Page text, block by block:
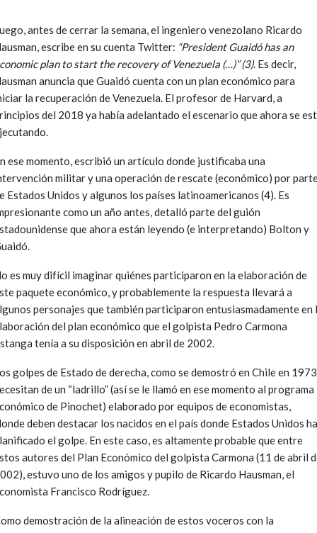
antes de cerrar la semana, el ingeniero venezolano Ricardo
escribe en su cuenta Twitter: “President Guaidó has an
plan to start the recovery of Venezuela (…)” (3). Es decir,
anuncia que Guaidó cuenta con un plan económico para
la recuperación de Venezuela. El profesor de Harvard, a
del 2018 ya había adelantado el escenario que ahora se
ese momento, escribió un artículo donde justificaba una
militar y una operación de rescate (económico) por
Estados Unidos y algunos los países latinoamericanos (4). Es
como un año antes, detalló parte del guión
que ahora están leyendo (e interpretando) Bolton y
es muy difícil imaginar quiénes participaron en la elaboración de
paquete económico, y probablemente la respuesta llevará a
personajes que también participaron entusiasmadamente en
del plan económico que el golpista Pedro Carmona
tenía a su disposición en abril de 2002.
golpes de Estado de derecha, como se demostró en Chile en
de un “ladrillo” (así se le llamó en ese momento al programa
de Pinochet) elaborado por equipos de economistas,
deben destacar los nacidos en el país donde Estados Unidos ha
el golpe. En este caso, es altamente probable que entre
autores del Plan Económico del golpista Carmona (11 de abril
estuvo uno de los amigos y pupilo de Ricardo Hausman, el
Francisco Rodríguez.
demostración de la alineación de estos voceros con la